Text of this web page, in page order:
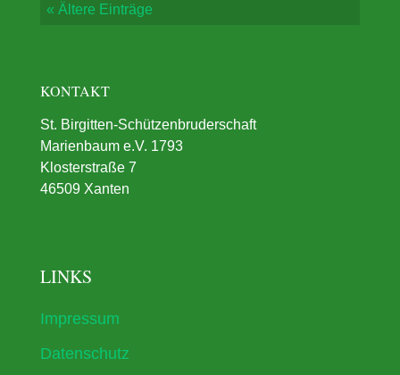
« Ältere Einträge
KONTAKT
St. Birgitten-Schützenbruderschaft
Marienbaum e.V. 1793
Klosterstraße 7
46509 Xanten
LINKS
Impressum
Datenschutz